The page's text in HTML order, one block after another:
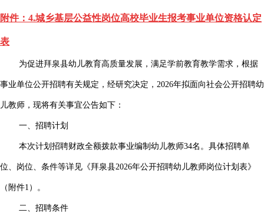
附件：4.城乡基层公益性岗位高校毕业生报考事业单位资格认定
表
为促进拜泉县幼儿教育高质量发展，满足学前教育教学需求，根据
事业单位公开招聘有关规定，经研究决定，2026年拟面向社会公开招聘幼
儿教师，现将有关事宜公告如下：
一、招聘计划
本次计划招聘财政全额拨款事业编制幼儿教师34名。具体招聘单
位、岗位、条件等详见《拜泉县2026年公开招聘幼儿教师岗位计划表》
（附件1）。
二、招聘条件